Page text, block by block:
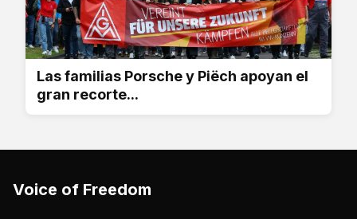
Las familias Porsche y Piëch apoyan el
gran recorte...
Voice of Freedom